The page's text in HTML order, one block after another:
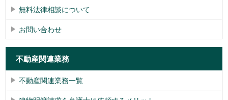
無料法律相談について
お問い合わせ
不動産関連業務
不動産関連業務一覧